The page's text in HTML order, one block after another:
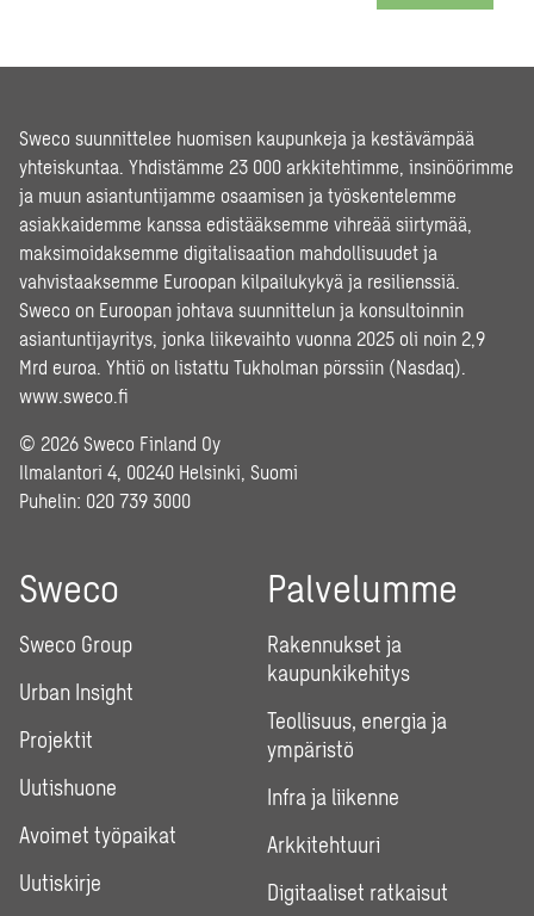
Sweco suunnittelee huomisen kaupunkeja ja kestävämpää
yhteiskuntaa. Yhdistämme 23 000 arkkitehtimme, insinöörimme
ja muun asiantuntijamme osaamisen ja työskentelemme
asiakkaidemme kanssa edistääksemme vihreää siirtymää,
maksimoidaksemme digitalisaation mahdollisuudet ja
vahvistaaksemme Euroopan kilpailukykyä ja resilienssiä.
Sweco on Euroopan johtava suunnittelun ja konsultoinnin
asiantuntijayritys, jonka liikevaihto vuonna 2025 oli noin 2,9
Mrd euroa. Yhtiö on listattu Tukholman pörssiin (Nasdaq).
www.sweco.fi
© 2026 Sweco Finland Oy
Ilmalantori 4, 00240 Helsinki, Suomi
Puhelin: 020 739 3000
Sweco
Sweco Group
Urban Insight
Projektit
Uutishuone
Avoimet työpaikat
Uutiskirje
Palvelumme
Rakennukset ja
kaupunkikehitys
Teollisuus, energia ja
ympäristö
Infra ja liikenne
Arkkitehtuuri
Digitaaliset ratkaisut